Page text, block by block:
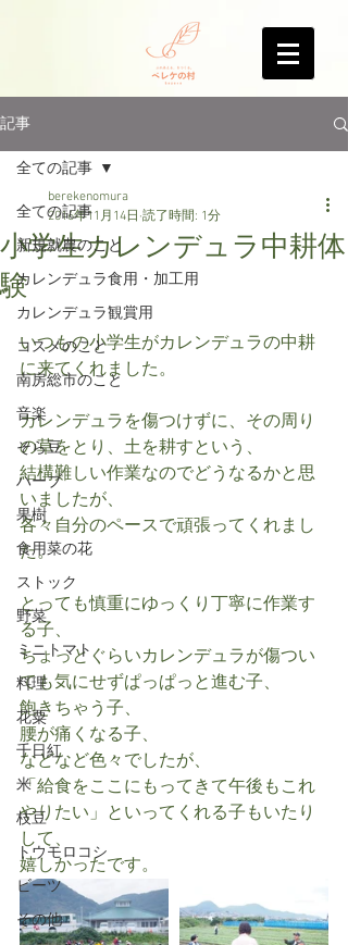
記事
全ての記事
新規就農のこと
カレンデュラ食用・加工用
カレンデュラ観賞用
コスメのこと
南房総市のこと
音楽
そら豆
ハーブ
果樹
食用菜の花
ストック
野菜
ミニトマト
料理
花粟
千日紅
米
枝豆
トウモロコシ
ビーツ
その他
全ての記事
小学生カレンデュラ中耕体
験
berekenomura
2016年11月14日 読了時間: 1分
いつもの小学生がカレンデュラの中耕
に来てくれました。
カレンデュラを傷つけずに、その周り
の草をとり、土を耕すという、
結構難しい作業なのでどうなるかと思
いましたが、
各々自分のペースで頑張ってくれまし
た。
とっても慎重にゆっくり丁寧に作業す
る子、
ちょっとぐらいカレンデュラが傷つい
ても気にせずぱっぱっと進む子、
飽きちゃう子、
腰が痛くなる子、
などなど色々でしたが、
「給食をここにもってきて午後もこれ
やりたい」といってくれる子もいたり
して、
嬉しかったです。